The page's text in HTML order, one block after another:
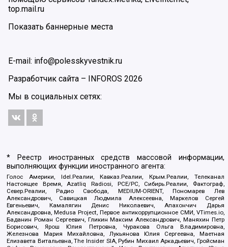
top.mail.ru
Показать баннерные места
E-mail: info@polesskyvestnik.ru
Разработчик сайта – INFOROS 2026
Мы в социальных сетях:
* Реестр иностранных средств массовой информации,
выполняющих функции иностранного агента:
Голос Америки, Idel.Реалии, Кавказ.Реалии, Крым.Реалии, Телеканал
Настоящее Время, Azatliq Radiosi, PCE/PC, Сибирь.Реалии, Фактограф,
Север.Реалии, Радио Свобода, MEDIUM-ORIENT, Пономарев Лев
Александрович, Савицкая Людмила Алексеевна, Маркелов Сергей
Евгеньевич, Камалягин Денис Николаевич, Апахончич Дарья
Александровна, Medusa Project, Первое антикоррупционное СМИ, VTimes.io,
Баданин Роман Сергеевич, Гликин Максим Александрович, Маняхин Петр
Борисович, Ярош Юлия Петровна, Чуракова Ольга Владимировна,
Железнова Мария Михайловна, Лукьянова Юлия Сергеевна, Маетная
Елизавета Витальевна, The Insider SIA, Рубин Михаил Аркадьевич, Гройсман